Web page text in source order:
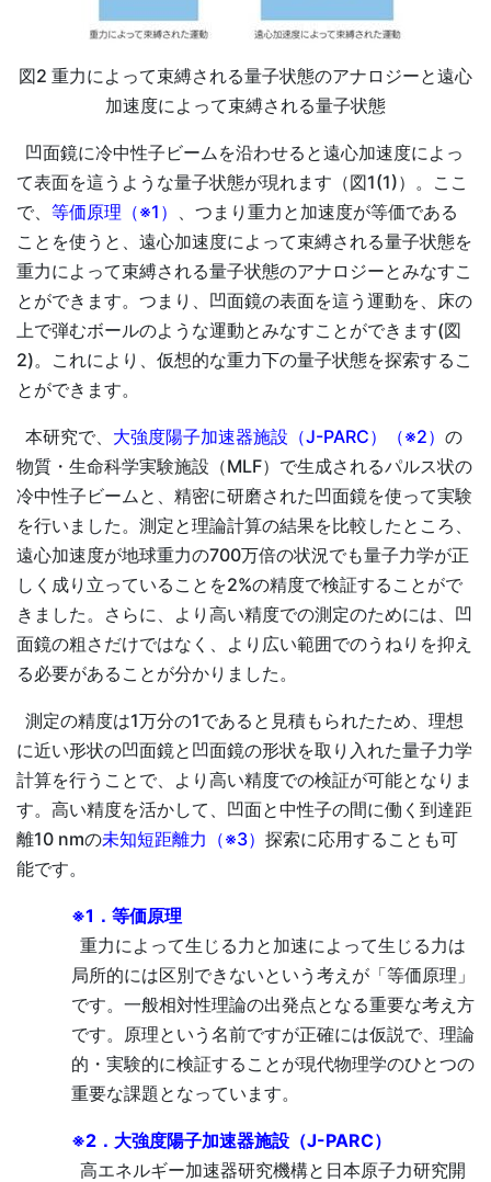
図2 重力によって束縛される量子状態のアナロジーと遠心
加速度によって束縛される量子状態
凹面鏡に冷中性子ビームを沿わせると遠心加速度によっ
て表面を這うような量子状態が現れます（図1(1)）。ここ
で、 等価原理（※1）
、つまり重力と加速度が等価である
ことを使うと、遠心加速度によって束縛される量子状態を
重力によって束縛される量子状態のアナロジーとみなすこ
とができます。つまり、凹面鏡の表面を這う運動を、床の
上で弾むボールのような運動とみなすことができます(図
2)。これにより、仮想的な重力下の量子状態を探索するこ
とができます。
本研究で、 大強度陽子加速器施設（J-PARC）（※2） の
物質・生命科学実験施設（MLF）で生成されるパルス状の
冷中性子ビームと、精密に研磨された凹面鏡を使って実験
を行いました。測定と理論計算の結果を比較したところ、
遠心加速度が地球重力の700万倍の状況でも量子力学が正
しく成り立っていることを2%の精度で検証することがで
きました。さらに、より高い精度での測定のためには、凹
面鏡の粗さだけではなく、より広い範囲でのうねりを抑え
る必要があることが分かりました。
測定の精度は1万分の1であると見積もられたため、理想
に近い形状の凹面鏡と凹面鏡の形状を取り入れた量子力学
計算を行うことで、より高い精度での検証が可能となりま
す。高い精度を活かして、凹面と中性子の間に働く到達距
離10 nmの未知短距離力（※3） 探索に応用することも可
能です。
※1．等価原理
重力によって生じる力と加速によって生じる力は
局所的には区別できないという考えが「等価原理」
です。一般相対性理論の出発点となる重要な考え方
です。原理という名前ですが正確には仮説で、理論
的・実験的に検証することが現代物理学のひとつの
重要な課題となっています。
※2．大強度陽子加速器施設（J-PARC）
高エネルギー加速器研究機構と日本原子力研究開